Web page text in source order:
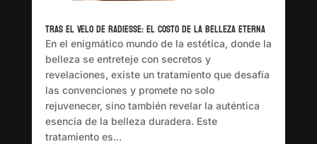
Tras el Velo de Radiesse: El Costo de la Belleza Eterna
En el enigmático mundo de la estética, donde la
belleza se entreteje con secretos y
revelaciones, existe un tratamiento que desafía
las convenciones y promete no solo
rejuvenecer, sino también revelar la auténtica
esencia de la belleza duradera. Este
tratamiento es...